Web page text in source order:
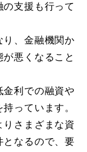
支援も行って
り、金融機関か
悪くなること
金利での融資や
っています。
りさまざまな資
となるので、要